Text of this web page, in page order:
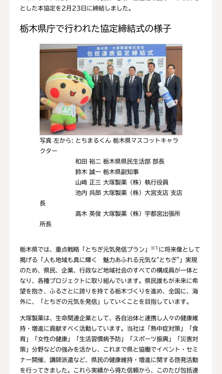
とした本協定を2月23日に締結しました。
栃木県庁で行われた協定締結式の様子
写真 左から: とちまるくん 栃木県マスコットキャラ
クター
和田 裕二 栃木県県民生活部 部長
鈴木 誠一 栃木県副知事
山﨑 正三 大塚製薬（株）執行役員
池内 呉郎 大塚製薬（株）大宮支店 支店
長
高木 英俊 大塚製薬（株）宇都宮出張所
所長
栃木県では、重点戦略「とちぎ元気発信プラン」 ※1 に将来像として
掲げる「人も地域も真に輝く 魅力あふれる元気な"とちぎ"」実現
のため、県民、企業、行政など地域社会のすべての構成員が一体と
なり、各種プロジェクトに取り組んでいます。県民誰もが未来に希
望を抱き、ふるさとに誇りを持てる栃木づくりを進め、全国に、海
外に、「とちぎの元気を発信」していくことを目指しています。
大塚製薬は、生命関連企業として、各自治体と連携し人々の健康維
持・増進に貢献すべく活動しています。当社は「熱中症対策」「食
育」「女性の健康」「生活習慣病予防」「スポーツ振興」「災害対
策」分野などの強みを活かし、これまで県と協働でイベント・セミ
ナー開催、講師派遣など、県民の健康維持・増進に関する啓発活動
を行ってきました。これら実績から得た信頼から、このたび包括連